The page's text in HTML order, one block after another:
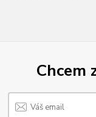
Chcem